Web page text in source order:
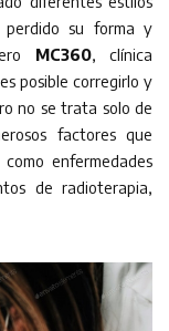
su forma y
MC360, clínica
posible corregirlo y
no se trata solo de
factores que
enfermedades
de radioterapia,